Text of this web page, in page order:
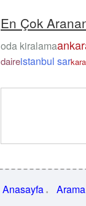
En Çok
oda kiralama
daireistanbul sar
Anasayfa Arama